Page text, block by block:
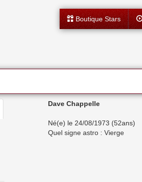
Boutique Stars
Dave Chappelle
Né(e) le 24/08/1973 (52ans)
Quel signe astro : Vierge